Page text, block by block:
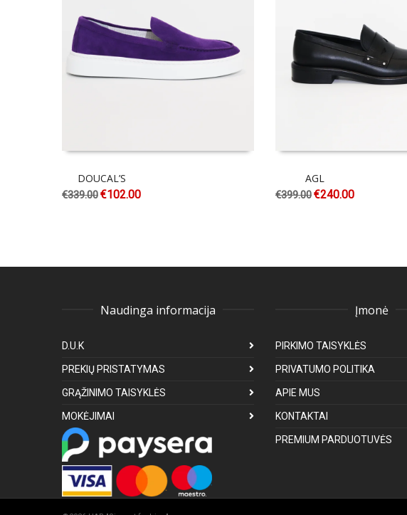
DOUCAL’S
€339.00€102.00
AGL
€399.00€240.00
Naudinga informacija
D.U.K
PREKIŲ PRISTATYMAS
GRĄŽINIMO TAISYKLĖS
MOKĖJIMAI
Įmonė
PIRKIMO TAISYKLĖS
PRIVATUMO POLITIKA
APIE MUS
KONTAKTAI
PREMIUM PARDUOTUVĖS